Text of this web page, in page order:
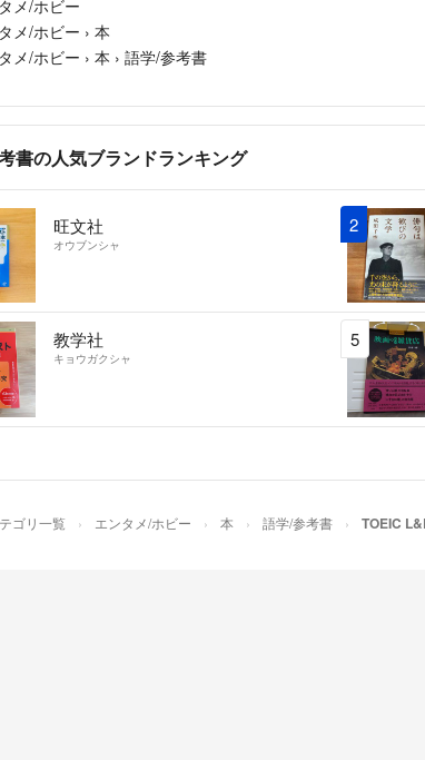
メ/ホビー
メ/ホビー › 本
メ/ホビー › 本 › 語学/参考書
書の人気ブランドランキング
旺文社
オウブンシャ
2
教学社
キョウガクシャ
5
ゴリ一覧 エンタメ/ホビー 本 語学/参考書 TOEIC